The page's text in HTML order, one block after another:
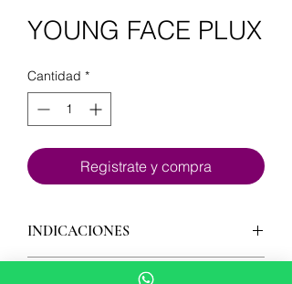
YOUNG FACE PLUX
Cantidad *
Registrate y compra
INDICACIONES
-CONTROL DE ACNÉ